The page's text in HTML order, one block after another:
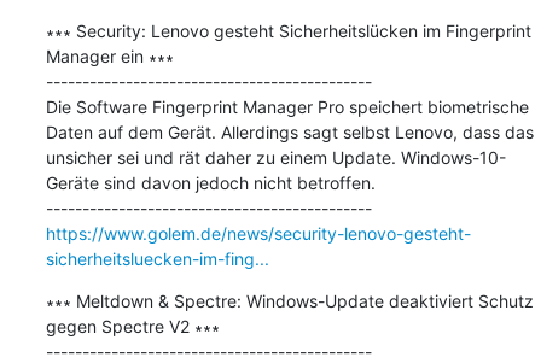
∗∗∗ Security: Lenovo gesteht Sicherheitslücken im Fingerprint
Manager ein ∗∗∗
---------------------------------------------
Die Software Fingerprint Manager Pro speichert biometrische
Daten auf dem Gerät. Allerdings sagt selbst Lenovo, dass das
unsicher sei und rät daher zu einem Update. Windows-10-
Geräte sind davon jedoch nicht betroffen.
---------------------------------------------
https://www.golem.de/news/security-lenovo-gesteht-
sicherheitsluecken-im-fing...
∗∗∗ Meltdown & Spectre: Windows-Update deaktiviert Schutz
gegen Spectre V2 ∗∗∗
---------------------------------------------